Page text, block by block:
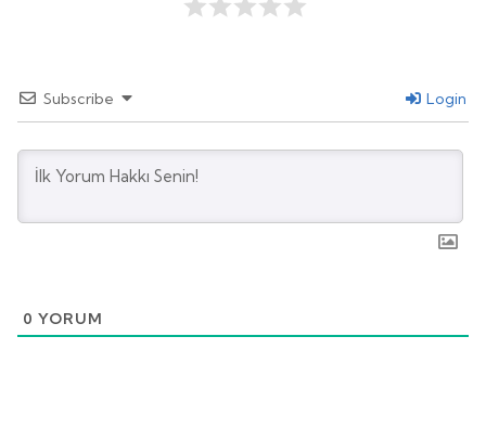
Subscribe Login
0 YORUM